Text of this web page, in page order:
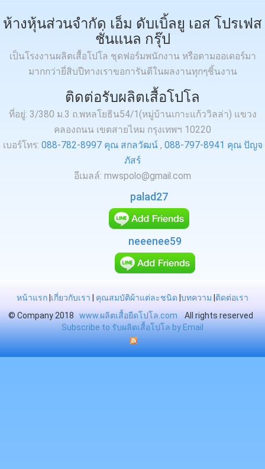
ห้างหุ้นส่วนจำกัด เอ็ม ดับเบิ้ลยู เอส โปรเฟส
ชั่นแนล กรุ๊ป
เป็นโรงงานผลิตเสื้อโปโล ชุดฟอร์มพนักงาน หรือตามออเดอร์มา
มากกว่ายี่สิบปีทางเราขอการันตีในผลงานทุกๆชิ้นงาน
ติดต่อรับผลิตเสื้อโปโล
ที่อยู่: 3/380 ม.3 ถ.พหลโยธิน54/1(หมู่บ้านเกาะแก้ววิลล่า) แขวง
คลองถนน เขตสายไหม กรุงเทพฯ 10220
เบอร์โทร: 088-782-8997 คุณ สกลวัฒน์ , 088-797-8941 คุณ ปัญจ
ภัสร์
อีเมลล์: mwspolo@gmail.com
palad27
neeenee59
หน้าแรก เกี่ยวกับเรา คุณสมบัติผ้าแต่ละชนิด บทความ ติดต่อเรา
© Company 2018www.ผลิตเสื้อยืดโปโล.comAll rights reserved
Subscribe to รับผลิตเสื้อโปโล by Email